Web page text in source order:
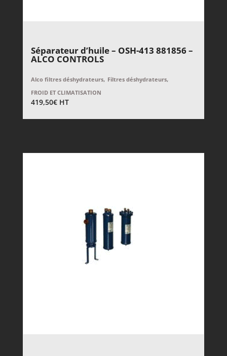
Séparateur d’huile – OSH-413 881856 –
ALCO CONTROLS
Alco filtres déshydrateurs, Filtres déshydrateurs,
FROID ET CLIMATISATION
419,50€ HT